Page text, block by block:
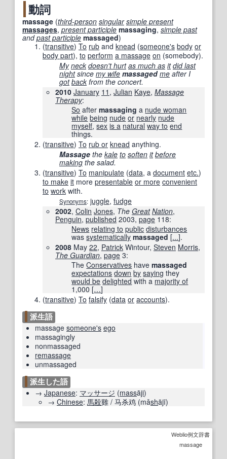
動詞
massage (third-person singular simple present
massages, present participle massaging, simple past
andpast participle massaged)
(transitive) To rub and knead (someone's body or
body part), to perform a massage on (somebody).
My neck doesn't hurt as much as it did last
nightsince my wife massaged me after I
got back from the concert.
2010 January 11 , Julian Kaye, Massage
Therapy‎:
So aftermassaging a nude woman
while being nude or nearly nude
myself,sex is a natural way to end
things.
(transitive) To rub or knead anything.
Massage the kale to soften it before
makingthe salad.
(transitive) To manipulate (data, a document etc.)
to make it more presentable or more convenient
to work with.
Synonyms: juggle, fudge
2002, Colin Jones, The Great Nation,
Penguin, published 2003, page 118:
News relating to public disturbances
wassystematically massaged [...].
2008 May 22, Patrick Wintour, Steven Morris,
The Guardian, page 3:
TheConservatives havemassaged
expectations down by saying they
would be delighted with a majority of
1,000 […]
(transitive) To falsify (data or accounts).
派生語
massage someone's ego
massagingly
nonmassaged
remassage
unmassaged
派生した語
→ Japanese: マッサージ (massāji)
→ Chinese: 馬殺雞 / 马杀鸡 (mǎshājī)
Weblio例文辞書
massage